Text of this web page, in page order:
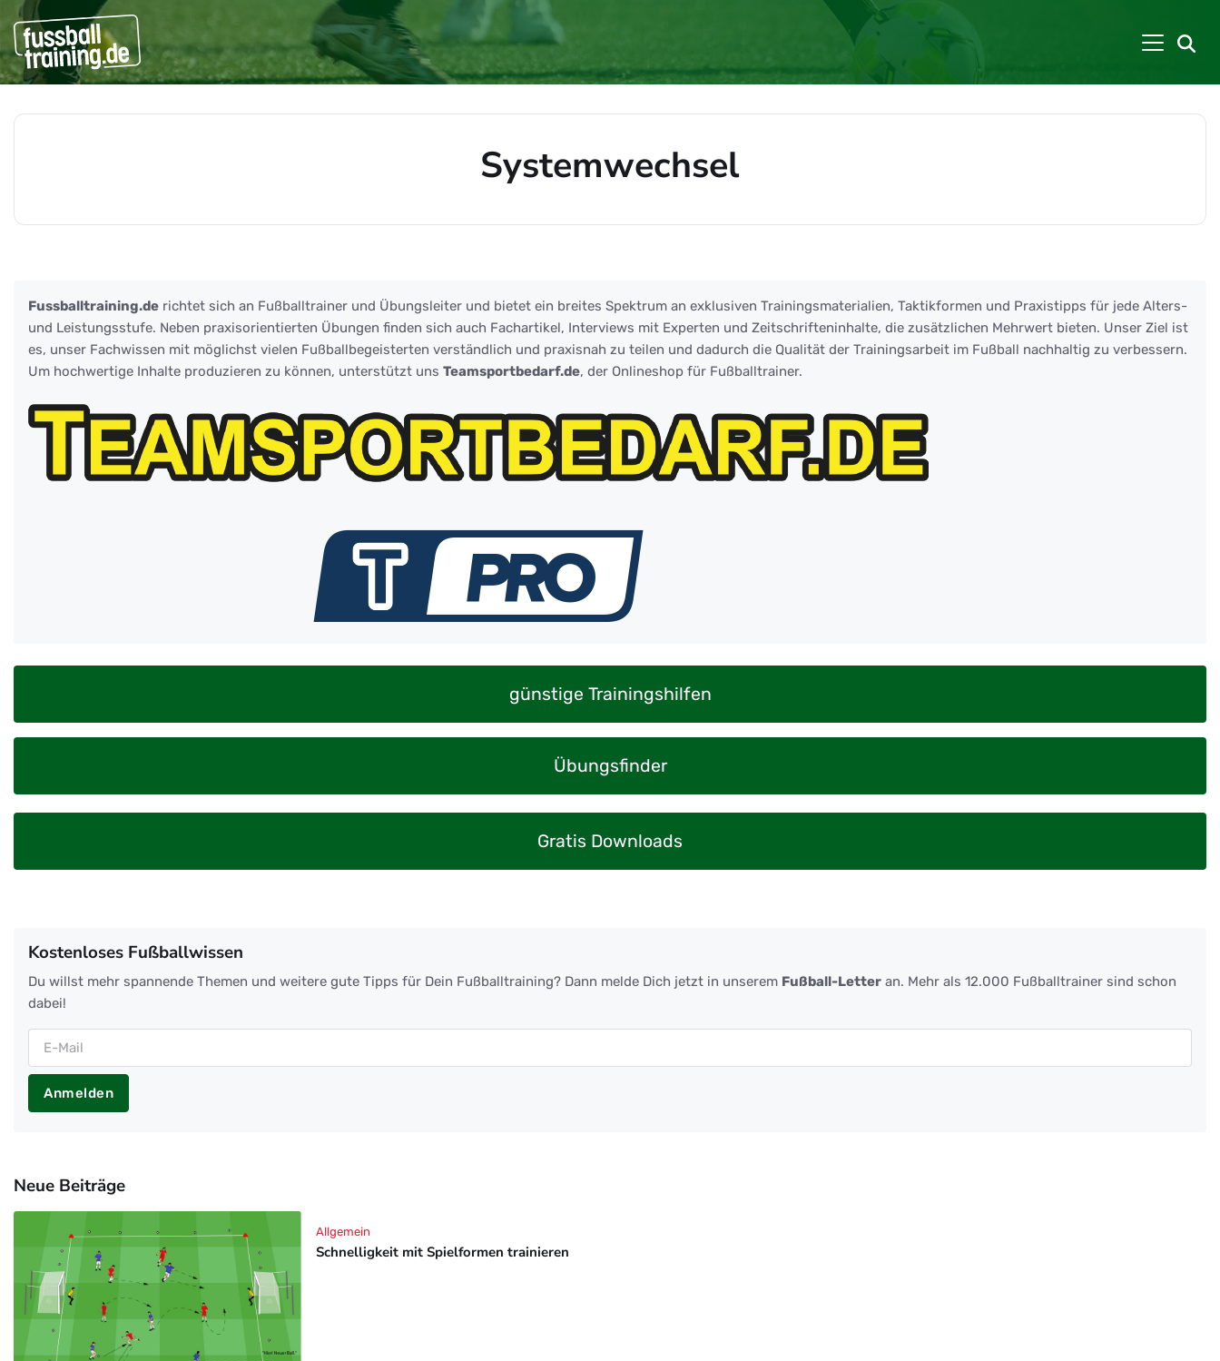
Systemwechsel
Fussballtraining.de richtet sich an Fußballtrainer und Übungsleiter und bietet ein breites Spektrum an exklusiven Trainingsmaterialien, Taktikformen und Praxistipps für jede Alters-
und Leistungsstufe. Neben praxisorientierten Übungen finden sich auch Fachartikel, Interviews mit Experten und Zeitschrifteninhalte, die zusätzlichen Mehrwert bieten. Unser Ziel ist
es, unser Fachwissen mit möglichst vielen Fußballbegeisterten verständlich und praxisnah zu teilen und dadurch die Qualität der Trainingsarbeit im Fußball nachhaltig zu verbessern.
Um hochwertige Inhalte produzieren zu können, unterstützt uns Teamsportbedarf.de, der Onlineshop für Fußballtrainer.
günstige Trainingshilfen
Übungsfinder
Gratis Downloads
Kostenloses Fußballwissen
Du willst mehr spannende Themen und weitere gute Tipps für Dein Fußballtraining? Dann melde Dich jetzt in unserem Fußball-Letter an. Mehr als 12.000 Fußballtrainer sind schon
dabei!
Anmelden
Neue Beiträge
Schnelligkeit mit Spielformen trainieren
Allgemein